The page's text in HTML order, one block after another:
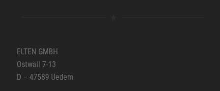
ELTEN GMBH
Ostwall 7-13
D – 47589 Uedem